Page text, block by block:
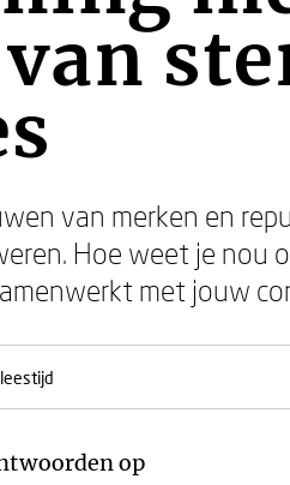
van merken en
Hoe weet je nou
met jouw
op